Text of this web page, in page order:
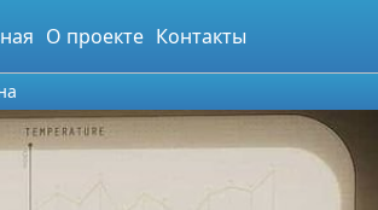
О проекте Контакты